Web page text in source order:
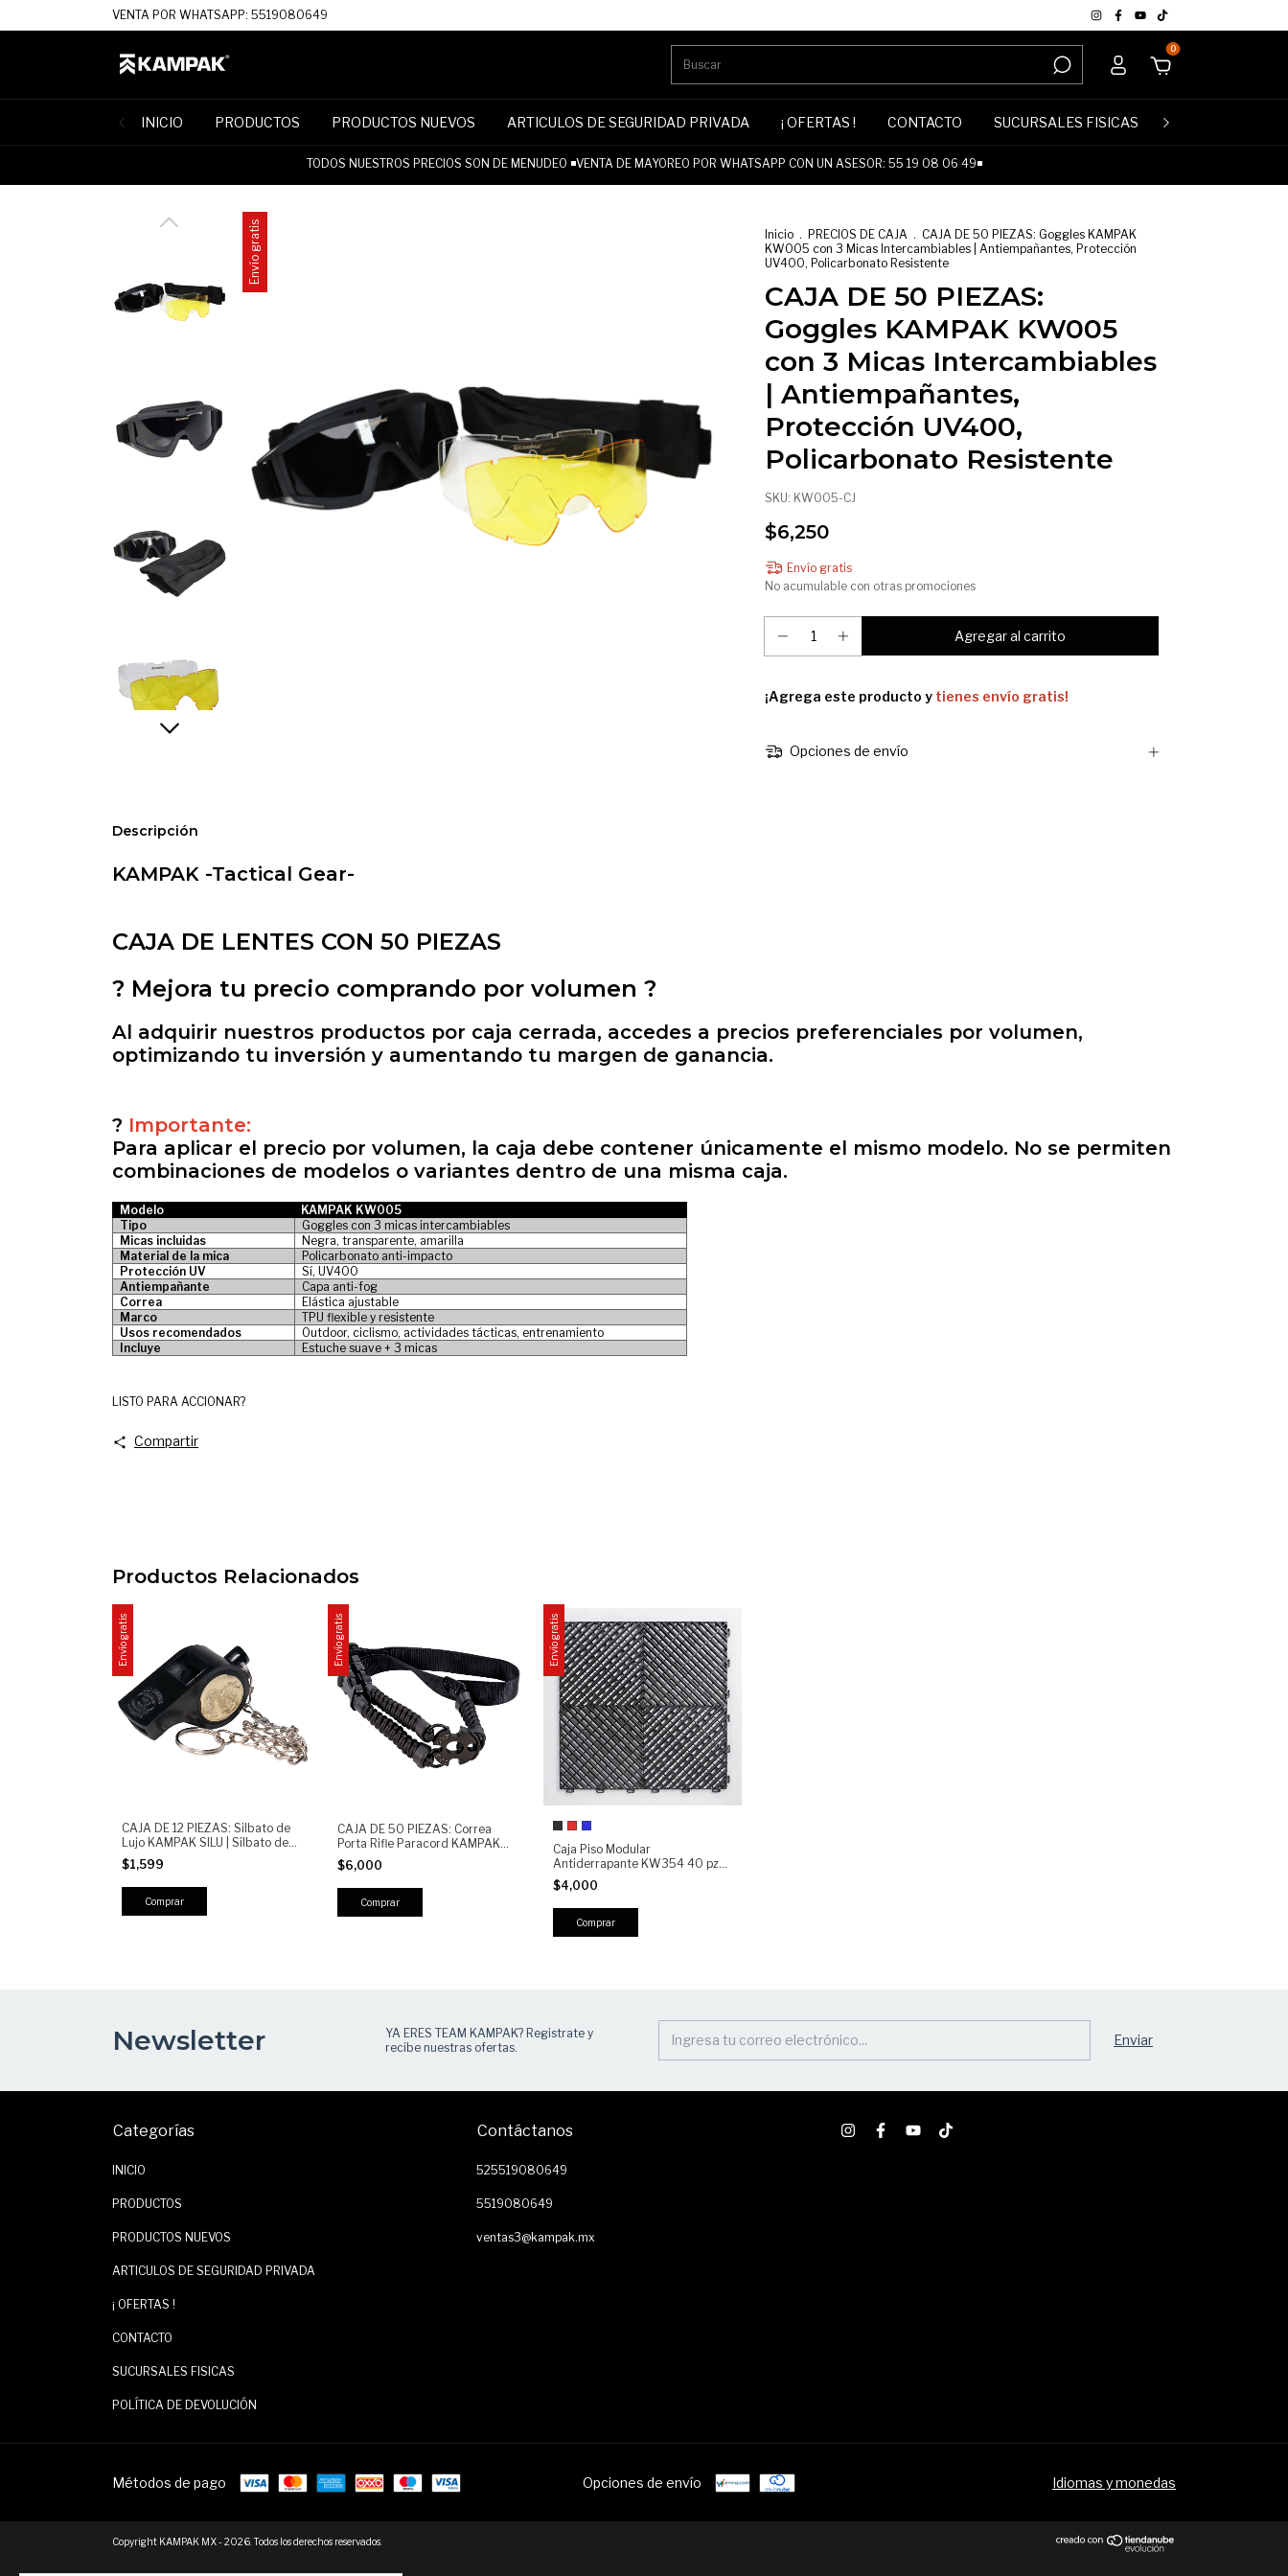
VENTA POR WHATSAPP: 5519080649
0
INICIO PRODUCTOS PRODUCTOS NUEVOS ARTICULOS DE SEGURIDAD PRIVADA ¡ OFERTAS ! CONTACTO SUCURSALES FISICAS
TODOS NUESTROS PRECIOS SON DE MENUDEO ◾VENTA DE MAYOREO POR WHATSAPP CON UN ASESOR: 55 19 08 06 49◾
Envío gratis Inicio . PRECIOS DE CAJA . CAJA DE 50 PIEZAS: Goggles KAMPAK
KW005 con 3 Micas Intercambiables | Antiempañantes, Protección
UV400, Policarbonato Resistente
CAJA DE 50 PIEZAS:
Goggles KAMPAK KW005
con 3 Micas Intercambiables
| Antiempañantes,
Protección UV400,
Policarbonato Resistente
SKU: KW005-CJ
$6,250
Envío gratis
No acumulable con otras promociones
¡Agrega este producto y tienes envío gratis!
Opciones de envío
Descripción
KAMPAK -Tactical Gear-
CAJA DE LENTES CON 50 PIEZAS
? Mejora tu precio comprando por volumen ?
Al adquirir nuestros productos por caja cerrada, accedes a precios preferenciales por volumen,
optimizando tu inversión y aumentando tu margen de ganancia.
? Importante:
Para aplicar el precio por volumen, la caja debe contener únicamente el mismo modelo. No se permiten
combinaciones de modelos o variantes dentro de una misma caja.
Modelo
KAMPAK KW005
Tipo
Goggles con 3 micas intercambiables
Micas incluidas
Negra, transparente, amarilla
Material de la mica
Policarbonato anti-impacto
Protección UV
Sí, UV400
Antiempañante
Capa anti-fog
Correa
Elástica ajustable
Marco
TPU flexible y resistente
Usos recomendados
Outdoor, ciclismo, actividades tácticas, entrenamiento
Incluye
Estuche suave + 3 micas
LISTO PARA ACCIONAR?
Compartir
Productos Relacionados
Envío gratis
CAJA DE 12 PIEZAS: Silbato de
Lujo KAMPAK SILU | Silbato de
Emergencia Profesional con
Cadena | Seguridad, Deporte y
Uso Táctico
$1,599
Envío gratis
CAJA DE 50 PIEZAS: Correa
Porta Rifle Paracord KAMPAK
KW321 | Sling Táctico Ajustable
Militar, porta fusil 1 punto
$6,000
Envío gratis
Caja Piso Modular
Antiderrapante KW354 40 pz
Rejilla de Alta Resistencia
Multiusos
$4,000
Comprar
Newsletter
YA ERES TEAM KAMPAK? Registrate y
recibe nuestras ofertas.
Categorías
INICIO
PRODUCTOS
PRODUCTOS NUEVOS
ARTICULOS DE SEGURIDAD PRIVADA
¡ OFERTAS !
CONTACTO
SUCURSALES FISICAS
POLÍTICA DE DEVOLUCIÓN
Contáctanos
525519080649
5519080649
ventas3@kampak.mx
Métodos de pago Opciones de envío Idiomas y monedas
Copyright KAMPAK MX - 2026. Todos los derechos reservados.